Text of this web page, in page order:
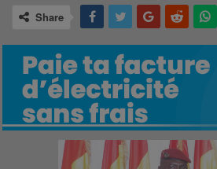
Share